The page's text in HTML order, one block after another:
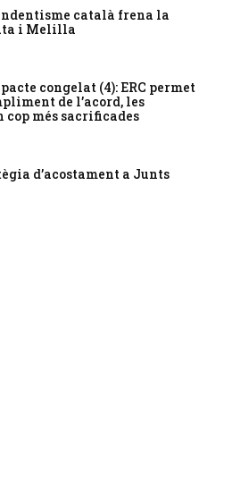
català frena la
i Melilla
congelat (4): ERC permet
de l’acord, les
cop més sacrificades
d’acostament a Junts